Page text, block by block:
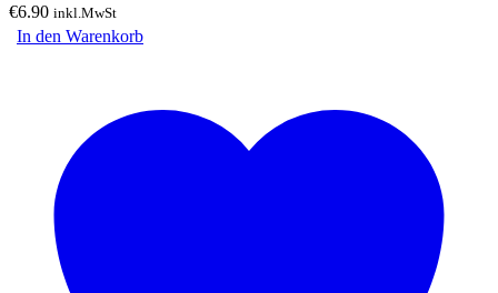
€6.90 inkl.MwSt
In den Warenkorb